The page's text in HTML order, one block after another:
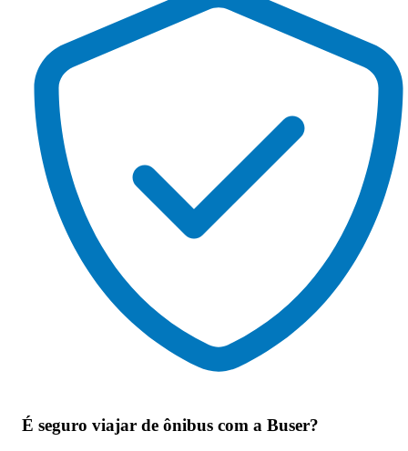
É seguro viajar de ônibus com a Buser?